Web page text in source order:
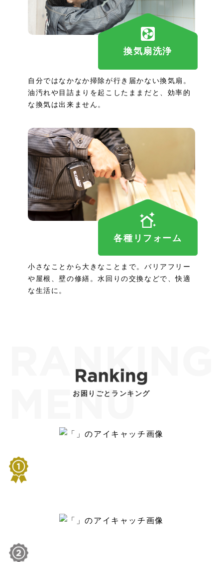
換気扇洗浄
自分ではなかなか掃除が行き届かない換気扇。
油汚れや目詰まりを起こしたままだと、効率的
な換気は出来ません。
各種リフォーム
小さなことから大きなことまで。バリアフリー
や屋根、壁の修繕。水回りの交換などで、快適
な生活に。
お困りごとランキング